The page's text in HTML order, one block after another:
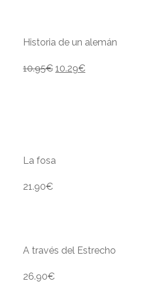
Historia de un alemán
10.95€ 10.29€
La fosa
21.90€
A través del Estrecho
26.90€